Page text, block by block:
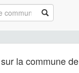
la commune de